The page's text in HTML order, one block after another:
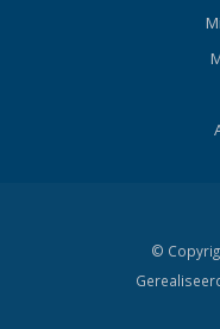
©